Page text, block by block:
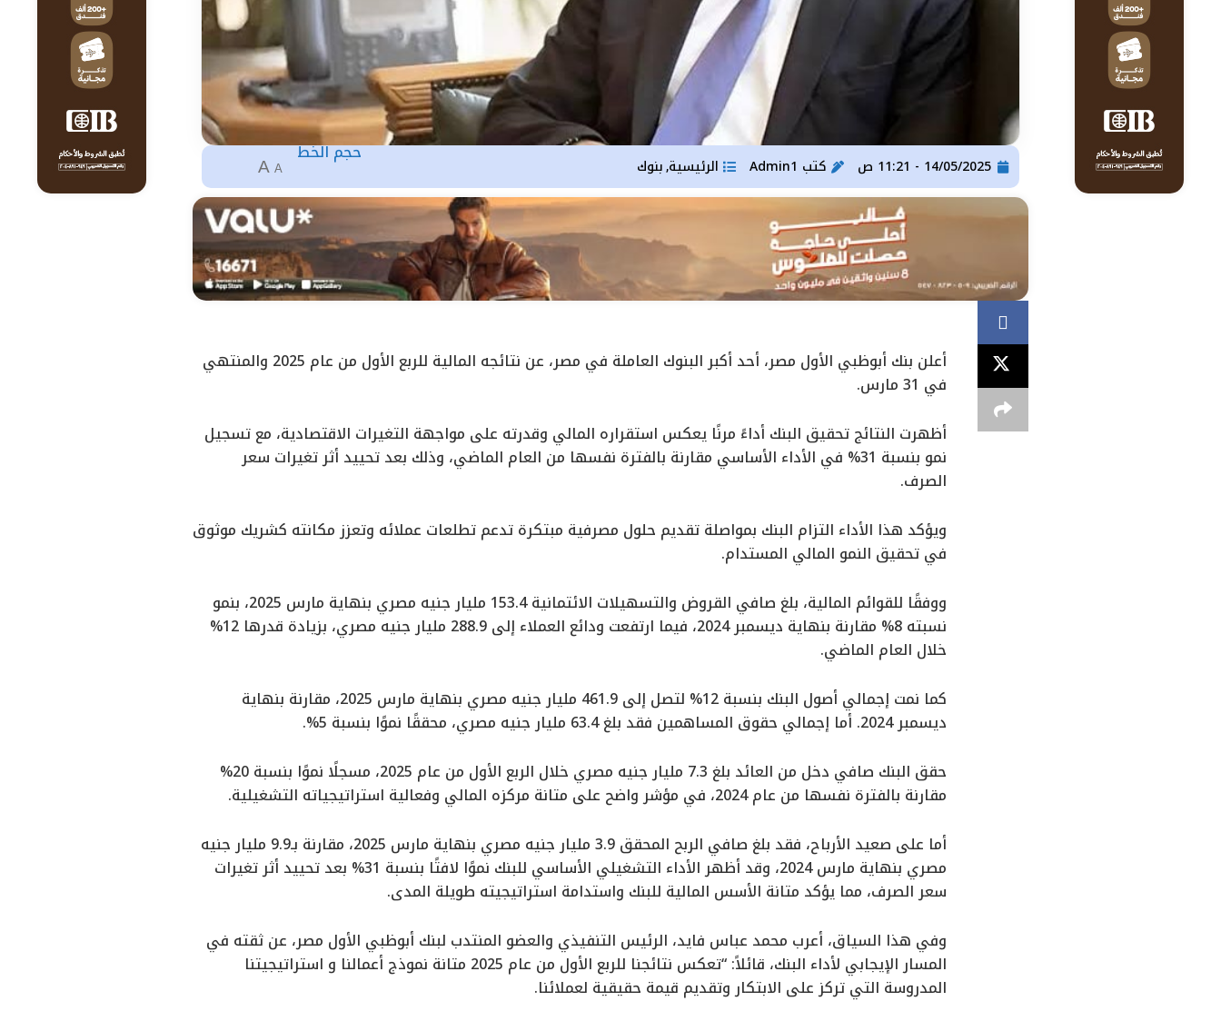
14/05/2025 - 11:21 ص كتب الرئيسية, بنوك
حجم الخط
A
A
أعلن بنك أبوظبي الأول مصر، أحد أكبر البنوك العاملة في مصر، عن نتائجه المالية للربع الأول من عام 2025 والمنتهي
في 31 مارس.
أظهرت النتائج تحقيق البنك أداءً مرنًا يعكس استقراره المالي وقدرته على مواجهة التغيرات الاقتصادية، مع تسجيل
نمو بنسبة 31% في الأداء الأساسي مقارنة بالفترة نفسها من العام الماضي، وذلك بعد تحييد أثر تغيرات سعر
الصرف.
ويؤكد هذا الأداء التزام البنك بمواصلة تقديم حلول مصرفية مبتكرة تدعم تطلعات عملائه وتعزز مكانته كشريك موثوق
في تحقيق النمو المالي المستدام.
ووفقًا للقوائم المالية، بلغ صافي القروض والتسهيلات الائتمانية 153.4 مليار جنيه مصري بنهاية مارس 2025، بنمو
نسبته 8% مقارنة بنهاية ديسمبر 2024، فيما ارتفعت ودائع العملاء إلى 288.9 مليار جنيه مصري، بزيادة قدرها 12%
خلال العام الماضي.
كما نمت إجمالي أصول البنك بنسبة 12% لتصل إلى 461.9 مليار جنيه مصري بنهاية مارس 2025، مقارنة بنهاية
ديسمبر 2024. أما إجمالي حقوق المساهمين فقد بلغ 63.4 مليار جنيه مصري، محققًا نموًا بنسبة 5%.
حقق البنك صافي دخل من العائد بلغ 7.3 مليار جنيه مصري خلال الربع الأول من عام 2025، مسجلًا نموًا بنسبة 20%
مقارنة بالفترة نفسها من عام 2024، في مؤشر واضح على متانة مركزه المالي وفعالية استراتيجياته التشغيلية.
أما على صعيد الأرباح، فقد بلغ صافي الربح المحقق 3.9 مليار جنيه مصري بنهاية مارس 2025، مقارنة بـ9.9 مليار جنيه
مصري بنهاية مارس 2024، وقد أظهر الأداء التشغيلي الأساسي للبنك نموًا لافتًا بنسبة 31% بعد تحييد أثر تغيرات
سعر الصرف، مما يؤكد متانة الأسس المالية للبنك واستدامة استراتيجيته طويلة المدى.
وفي هذا السياق، أعرب محمد عباس فايد، الرئيس التنفيذي والعضو المنتدب لبنك أبوظبي الأول مصر، عن ثقته في
المسار الإيجابي لأداء البنك، قائلاً: “تعكس نتائجنا للربع الأول من عام 2025 متانة نموذج أعمالنا و استراتيجيتنا
المدروسة التي تركز على الابتكار وتقديم قيمة حقيقية لعملائنا.